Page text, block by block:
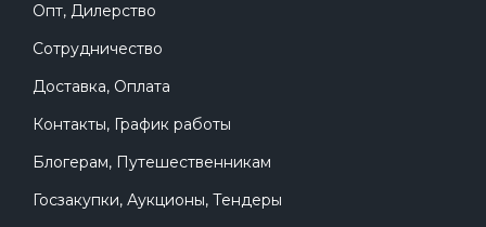
Опт, Дилерство
Сотрудничество
Доставка, Оплата
Контакты, График работы
Блогерам, Путешественникам
Госзакупки, Аукционы, Тендеры